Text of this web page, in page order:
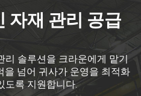
자재 관리 공급
리 솔루션을 크라운에게 맡기
을 넘어 귀사가 운영을 최적화
도록 지원합니다.